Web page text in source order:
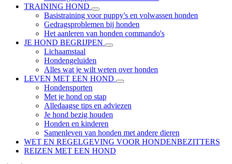
TRAINING HOND
Basistraining voor puppy's en volwassen honden
Gedragsproblemen bij honden
Het aanleren van honden commando's
JE HOND BEGRIJPEN
Lichaamstaal
Hondengeluiden
Alles wat je wilt weten over honden
LEVEN MET EEN HOND
Hondensporten
Met je hond op stap
Alledaagse tips en adviezen
Je hond bezig houden
Honden en kinderen
Samenleven van honden met andere dieren
WET EN REGELGEVING VOOR HONDENBEZITTERS
REIZEN MET EEN HOND